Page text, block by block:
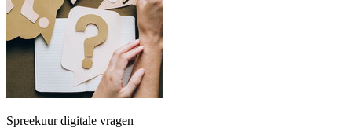
Spreekuur digitale vragen